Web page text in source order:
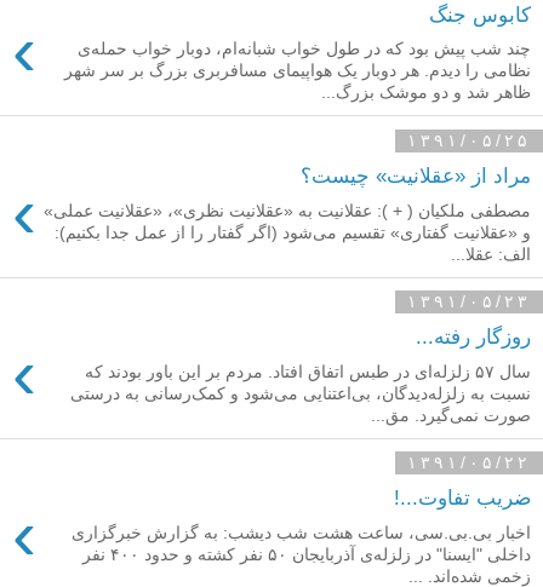
کابوس جنگ ›
چند شب پیش بود که در طول خواب شبانه‌ام، دوبار خواب حمله‌ی
نظامی را دیدم. هر دوبار یک هواپیمای مسافربری بزرگ بر سر شهر
ظاهر شد و دو موشک بزرگ...
۱۳۹۱/۰۵/۲۵
مراد از «عقلانیت» چیست؟ › مصطفی ملکیان ( + ): عقلانیت به «عقلانیت نظری»، «عقلانیت عملی»
و «عقلانیت گفتاری» تقسیم می‌شود (اگر گفتار را از عمل جدا بكنیم):
الف: عقلا...
۱۳۹۱/۰۵/۲۳
روزگار رفته... ›
سال ۵۷ زلزله‌ای در طبس اتفاق افتاد. مردم بر این باور بودند که
نسبت به زلزله‌دیدگان، بی‌اعتنایی می‌شود و کمک‌رسانی به درستی
صورت نمی‌گیرد. مق...
۱۳۹۱/۰۵/۲۲
ضریب تفاوت...! ›
اخبار بی.بی.سی، ساعت هشت شب دیشب: به گزارش خبرگزاری
داخلی "ایسنا" در زلزله‌ی آذربایجان ۵۰ نفر کشته و حدود ۴۰۰ نفر
زخمی شده‌اند. ...